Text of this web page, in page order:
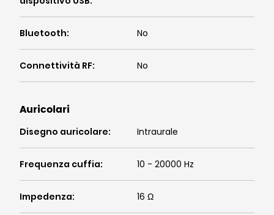
Bluetooth: No
Connettività RF: No
Auricolari
Disegno auricolare: Intraurale
Frequenza cuffia: 10 - 20000 Hz
Impedenza: 16 Ω